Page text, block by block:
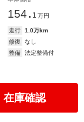
154. 1 万円
走行
1.0万km
修復
なし
整備 法定整備付
在庫確認